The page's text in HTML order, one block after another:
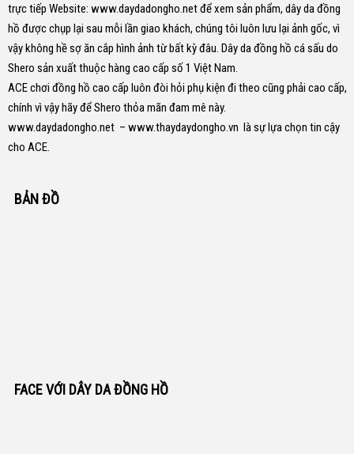
trực tiếp Website: www.daydadongho.netđể xem sản phẩm, dây da đồng
hồ được chụp lại sau mỗi lần giao khách, chúng tôi luôn lưu lại ảnh gốc, vì
vậy không hề sợ ăn cắp hình ảnh từ bất kỳ đâu. Dây da đồng hồ cá sấu do
Shero sản xuất thuộc hàng cao cấp số 1 Việt Nam.
ACE chơi đồng hồ cao cấp luôn đòi hỏi phụ kiện đi theo cũng phải cao cấp,
chính vì vậy hãy để Shero thỏa mãn đam mê này.
www.daydadongho.net – www.thaydaydongho.vn là sự lựa chọn tin cậy
cho ACE.
BẢN ĐỒ
FACE VỚI DÂY DA ĐỒNG HỒ